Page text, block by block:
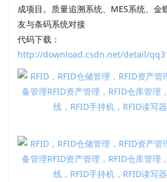
成项目。质量追溯系统、MES系统、金
友与条码系统对接
代码下载：
http://download.csdn.net/detail/